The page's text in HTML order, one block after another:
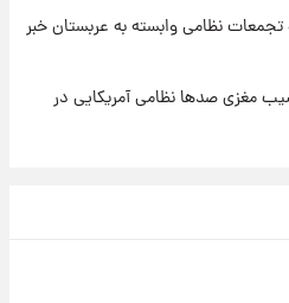
نظامی وابسته به عربستان خبر
مغزی صدها نظامی آمریکایی در